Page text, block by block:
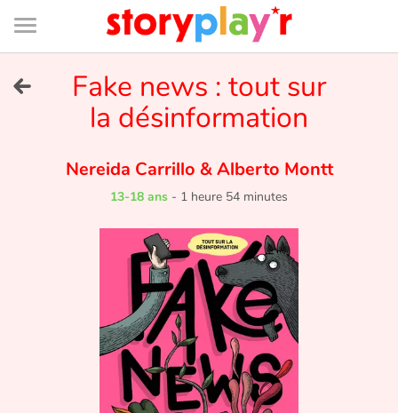
Connexion
Bibliothèque
de
page
Je me connecte
Tester gratuitement
Bibliothèque
Contes d'ici et d'ailleurs
Fable, mythe, littérature et poésie
Fake news : tout sur
la désinformation
Nereida Carrillo &Alberto Montt
13-18 ans - 1 heure 54 minutes